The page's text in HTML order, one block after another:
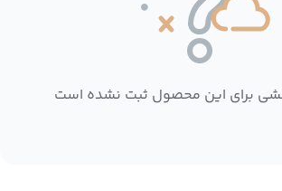
برای این محصول ثبت نشده است